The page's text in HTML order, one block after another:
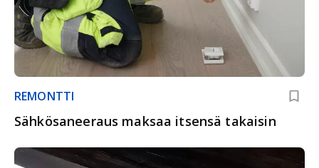
REMONTTI
Sähkösaneeraus maksaa itsensä takaisin